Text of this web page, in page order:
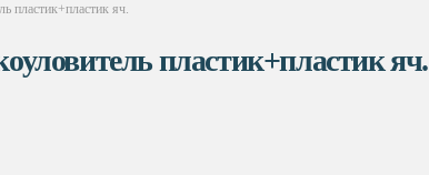
пластик+пластик яч.
пластик+пластик яч.